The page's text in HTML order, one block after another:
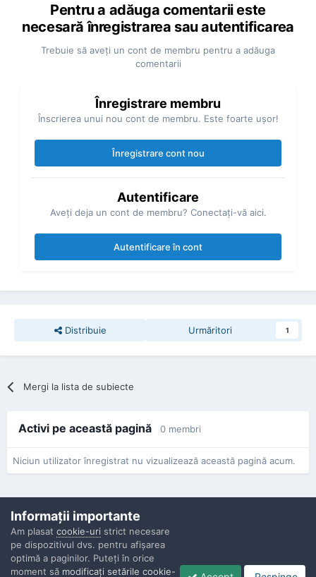
Pentru a adăuga comentarii este
necesară înregistrarea sau autentificarea
Trebuie să aveţi un cont de membru pentru a adăuga
comentarii
Înregistrare membru
Înscrierea unui nou cont de membru. Este foarte uşor!
Înregistrare cont nou
Autentificare
Aveţi deja un cont de membru? Conectaţi-vă aici.
Autentificare în cont
Distribuie Urmăritori 1
Mergi la lista de subiecte
Activi pe această pagină 0 membri
Niciun utilizator înregistrat nu vizualizează această pagină acum.
Confidenţialitate Contactaţi-ne
Copyright © Politisti.ro, 2010 - 2026
Informaţii importante
Am plasat cookie-uri strict necesare
pe dispozitivul dvs. pentru afişarea
optimă a paginilor. Puteţi în orice
moment să modificaţi setările cookie-